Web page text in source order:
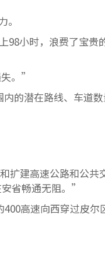
98小时，浪费了宝贵
。”
的潜在路线、车道
扩建高速公路和公共
省畅通无阻。”
高速向西穿过皮尔